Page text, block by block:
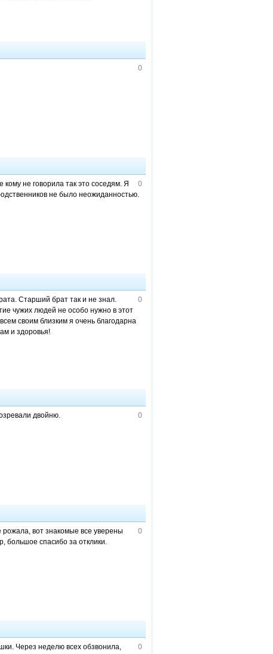
0
0
не говорила так это соседям. Я
не было неожиданностью.
0
Старший брат так и не знал.
чужих людей не особо нужно в этот
своим близким я очень благодарна
и здоровья!
0
двойню.
0
рожала, вот знакомые все уверены
большое спасибо за отклики.
0
Через неделю всех обзвонила,